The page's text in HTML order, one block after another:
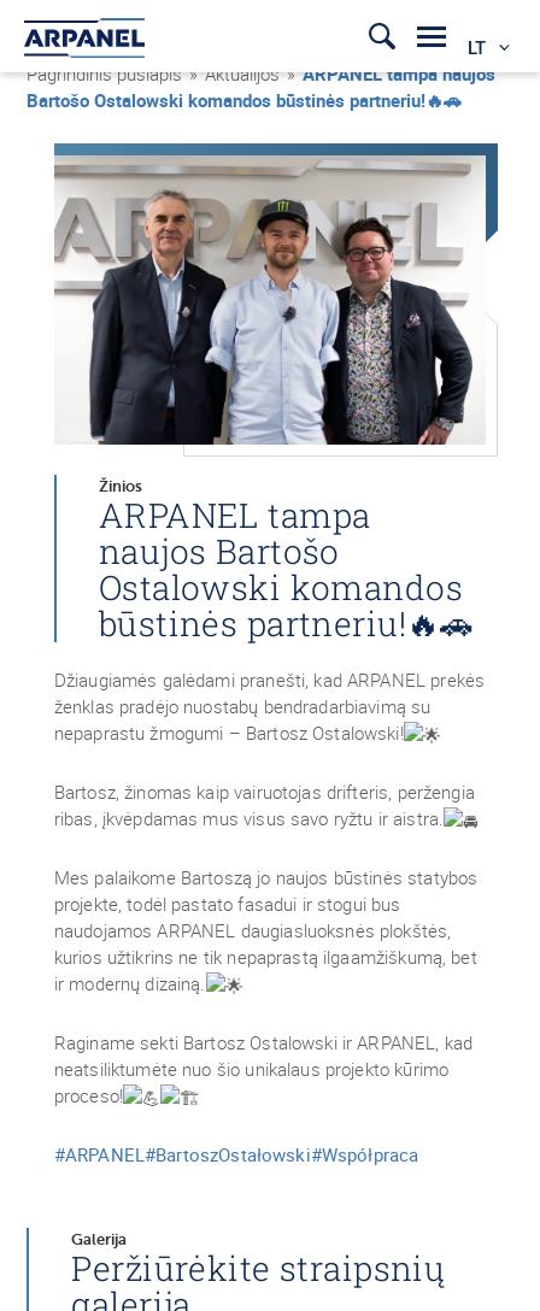
LT
Pagrindinis puslapis » Aktualijos »ARPANEL tampa naujos
Bartošo Ostalowski komandos būstinės partneriu!🔥🚗
Žinios
ARPANEL tampa
naujos Bartošo
Ostalowski komandos
būstinės partneriu!🔥🚗
Džiaugiamės galėdami pranešti, kad ARPANEL prekės
ženklas pradėjo nuostabų bendradarbiavimą su
nepaprastu žmogumi – Bartosz Ostalowski!
Bartosz, žinomas kaip vairuotojas drifteris, peržengia
ribas, įkvėpdamas mus visus savo ryžtu ir aistra.
Mes palaikome Bartoszą jo naujos būstinės statybos
projekte, todėl pastato fasadui ir stogui bus
naudojamos ARPANEL daugiasluoksnės plokštės,
kurios užtikrins ne tik nepaprastą ilgaamžiškumą, bet
ir modernų dizainą.
Raginame sekti Bartosz Ostalowski ir ARPANEL, kad
neatsiliktumėte nuo šio unikalaus projekto kūrimo
proceso!
#ARPANEL#BartoszOstałowski#Współpraca
Galerija
Peržiūrėkite straipsnių